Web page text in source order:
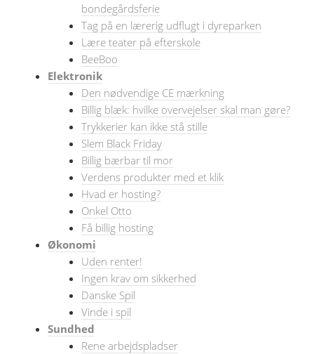
bondegårdsferie
Tag på en lærerig udflugt i dyreparken
Lære teater på efterskole
BeeBoo
Elektronik
Den nødvendige CE mærkning
Billig blæk: hvilke overvejelser skal man gøre?
Trykkerier kan ikke stå stille
Slem Black Friday
Billig bærbar til mor
Verdens produkter med et klik
Hvad er hosting?
Onkel Otto
Få billig hosting
Økonomi
Uden renter!
Ingen krav om sikkerhed
Danske Spil
Vinde i spil
Sundhed
Rene arbejdspladser